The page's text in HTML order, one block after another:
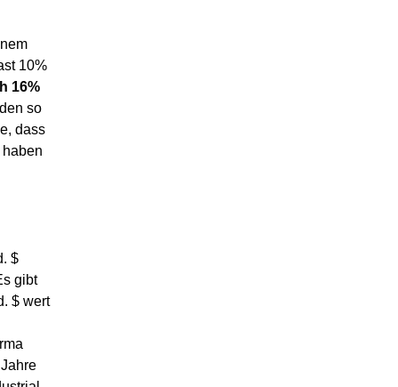
10%
16%
so
dass
$
gibt
$ wert